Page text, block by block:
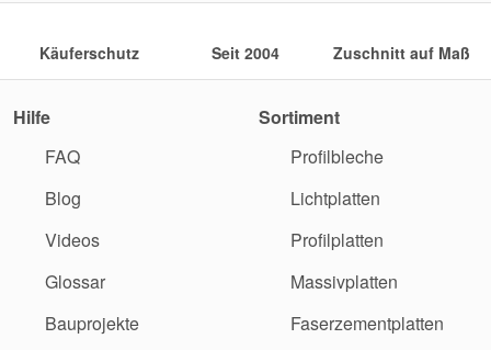
Käuferschutz Seit 2004 Zuschnitt auf Maß
Hilfe
FAQ
Blog
Videos
Glossar
Bauprojekte
Sortiment
Profilbleche
Lichtplatten
Profilplatten
Massivplatten
Faserzementplatten